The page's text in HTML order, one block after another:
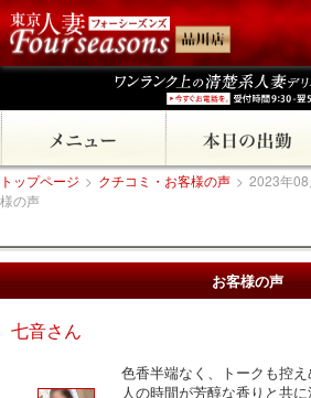
トップページ > クチコミ・お客様の声 > 2023年
様の声
お客様の声
七音さん
色香半端なく、トークも控
人の時間が芳醇な香りと共